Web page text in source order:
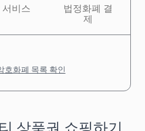
서비스
법정화폐 결
제
호화폐 목록 확인